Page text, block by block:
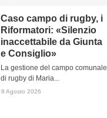
Caso campo di rugby, i
Riformatori: «Silenzio
inaccettabile da Giunta
e Consiglio»
La gestione del campo comunale
di rugby di Maria...
8 Agosto 2026